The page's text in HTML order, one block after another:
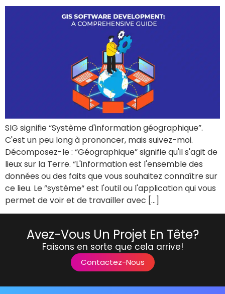
SIG signifie “Système d'information géographique”.
C'est un peu long à prononcer, mais suivez-moi.
Décomposez-le : “Géographique” signifie qu'il s'agit de
lieux sur la Terre. “L'information est l'ensemble des
données ou des faits que vous souhaitez connaître sur
ce lieu. Le ”système“ est l'outil ou l'application qui vous
permet de voir et de travailler avec [...]
Avez-Vous Un Projet En Tête?
Faisons en sorte que cela arrive!
Contactez-Nous